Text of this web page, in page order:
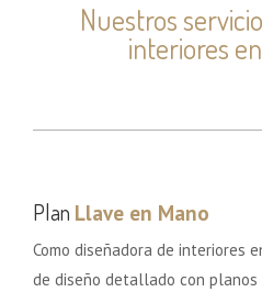
Nuestros
interiores
Plan Llave en Mano
Como diseñadora de interiores
de diseño detallado con planos